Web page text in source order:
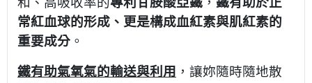
常紅血球的形成、更是構成血紅素與肌紅素的
重要成分 。
鐵有助氣氧氣的輸送與利用 ，讓妳隨時隨地散